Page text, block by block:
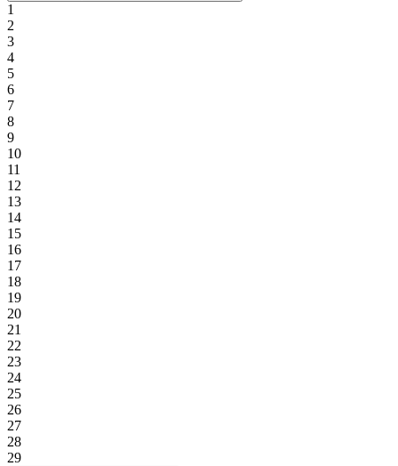
1
2
3
4
5
6
7
8
9
10
11
12
13
14
15
16
17
18
19
20
21
22
23
24
25
26
27
28
29